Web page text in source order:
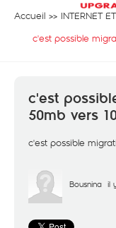
Accueil
INTERNET
c'est possible
c'est
50mb vers
c'est possible
Bousnina il